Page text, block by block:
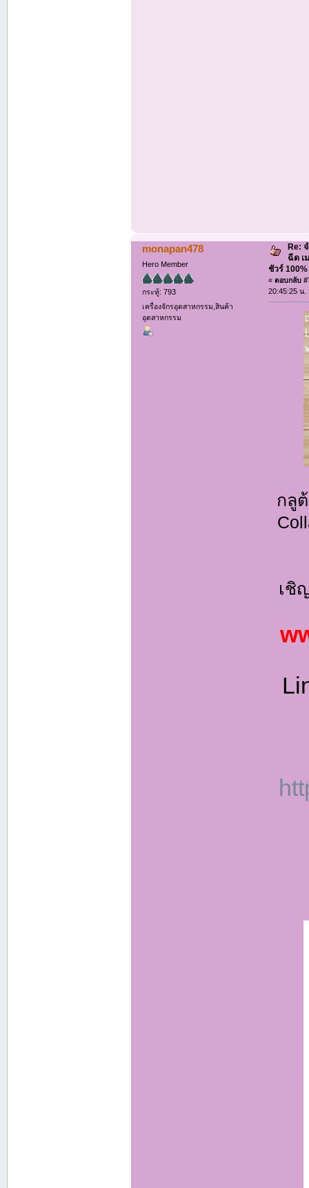
monapan478
Hero Member
กระทู้: 793
เครื่องจักรอุตสาหกรรม,สินค้า
อุตสาหกรรม
Re:
ฉีด เ
ชัวร์
«ตอบกลับ
20:45:25 น.
กลู
เชิ